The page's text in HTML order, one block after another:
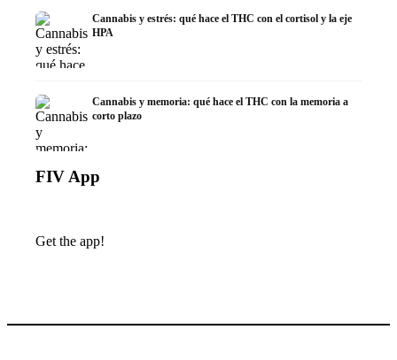
Cannabis y estrés: qué hace el THC con el cortisol y la eje
HPA
Cannabis y memoria: qué hace el THC con la memoria a
corto plazo
FIV App
Get the app!